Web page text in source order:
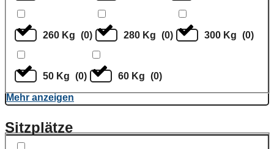
260 Kg (0) 280 Kg (0) 300 Kg (0)
50 Kg (0) 60 Kg (0)
Mehr anzeigen
Sitzplätze